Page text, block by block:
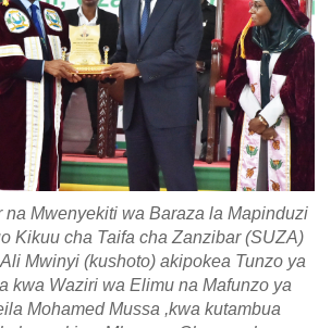
na Mwenyekiti wa Baraza la Mapinduzi
Kikuu cha Taifa cha Zanzibar (SUZA)
Mwinyi (kushoto) akipokea Tunzo ya
kwa Waziri wa Elimu na Mafunzo ya
Mohamed Mussa ,kwa kutambua